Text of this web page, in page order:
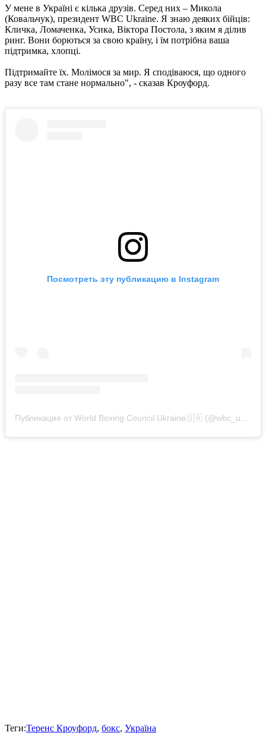
У мене в Україні є кілька друзів. Серед них – Микола
(Ковальчук), президент WBC Ukraine. Я знаю деяких бійців:
Кличка, Ломаченка, Усика, Віктора Постола, з яким я ділив
ринг. Вони борються за свою країну, і їм потрібна ваша
підтримка, хлопці.
Підтримайте їх. Молімося за мир. Я сподіваюся, що одного
разу все там стане нормально", - сказав Кроуфорд.
Посмотреть эту публикацию в Instagram
Теги:Теренс Кроуфорд, бокс, Україна